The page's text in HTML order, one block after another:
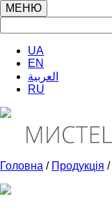
МЕНЮ
UA
EN
العربية
RU
Головна / Продукція /